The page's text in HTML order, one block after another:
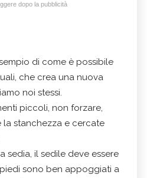
dopo la pubblicità
di come è possibile
che crea una nuova
noi stessi.
piccoli, non forzare,
stanchezza e cercate
sedia, il sedile deve essere
sono ben appoggiati a